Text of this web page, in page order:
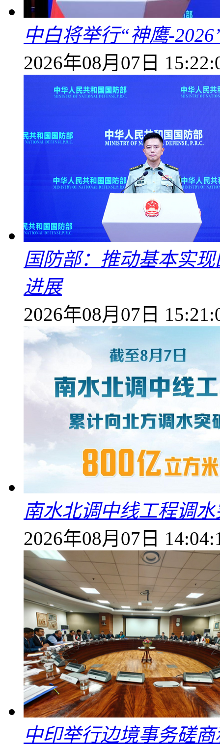
中白将举行“神鹰-
2026年08月07日
国防部：推动基本实
进展
2026年08月07日
南水北调中线工程调
2026年08月07日
中印举行边境事务磋